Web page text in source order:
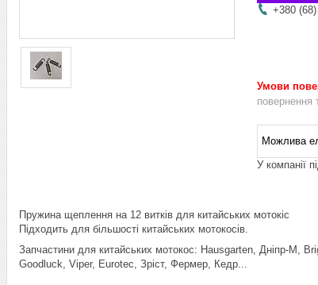
+380
повернення
У компанії
Пружина щеплення на 12 витків для китайських мотокіс
Підходить для більшості китайських мотокосів.
Запчастини для китайських мотокос: Hausgarten, Дніпр-М,
Goodluck, Viper, Eurotec, Зріст, Фермер, Кедр...